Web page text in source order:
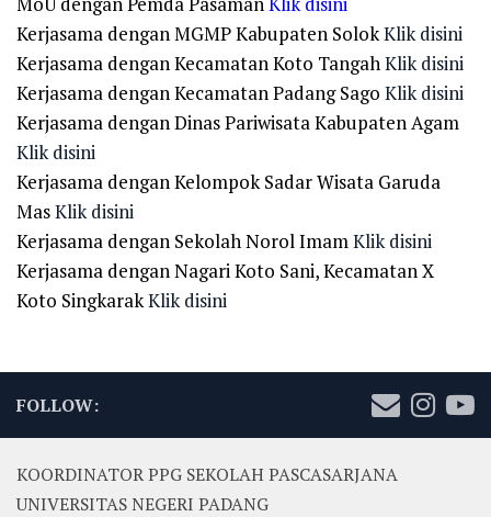
Kerjasama dengan MGMP Kabupaten SolokKlik disini
Kerjasama dengan Kecamatan Koto TangahKlik disini
Kerjasama dengan Kecamatan Padang Sago Klik disini
Kerjasama dengan Dinas Pariwisata Kabupaten Agam
Klik disini
Kerjasama dengan Kelompok Sadar Wisata Garuda
MasKlik disini
Kerjasama dengan Sekolah Norol ImamKlik disini
Kerjasama dengan Nagari Koto Sani, Kecamatan X
Koto SingkarakKlik disini
FOLLOW:
KOORDINATOR PPG SEKOLAH PASCASARJANA
UNIVERSITAS NEGERI PADANG